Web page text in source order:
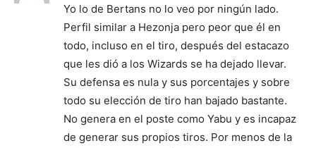
Yo lo de Bertans no lo veo por ningún lado.
Perfil similar a Hezonja pero peor que él en
todo, incluso en el tiro, después del estacazo
que les dió a los Wizards se ha dejado llevar.
Su defensa es nula y sus porcentajes y sobre
todo su elección de tiro han bajado bastante.
No genera en el poste como Yabu y es incapaz
de generar sus propios tiros. Por menos de la